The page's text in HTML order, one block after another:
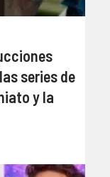
series de
y la